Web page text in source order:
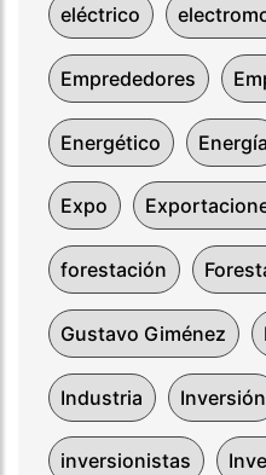
eléctrico
Emprededores
Energético Energía
Expo
forestación
Gustavo Giménez
Industria Inversión
inversionistas